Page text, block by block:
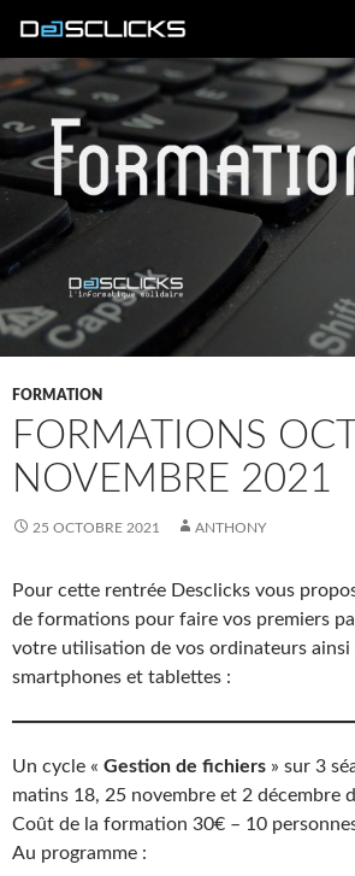
AU
CONTENU
FORMATION
FORMATIONS
NOVEMBRE 2021
25 OCTOBRE 2021 ANTHONY
Pour cette rentrée Desclicks vous
de formations pour faire vos premiers
votre utilisation de vos ordinateurs ainsi
smartphones et tablettes :
Un cycle « Gestion de fichiers » sur 3
matins 18, 25 novembre et 2 décembre
Coût de la formation 30€ – 10
Au programme :